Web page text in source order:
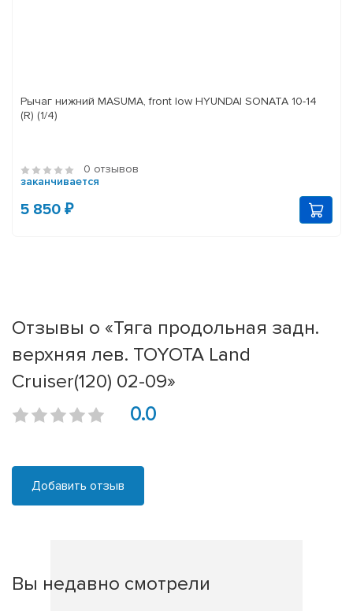
Рычаг нижний MASUMA, front low HYUNDAI SONATA 10-14
(R) (1/4)
0 отзывов
заканчивается
5 850 ₽
Отзывы о «Тяга продольная задн.
верхняя лев. TOYOTA Land
Cruiser(120) 02-09»
0.0
Добавить отзыв
Вы недавно смотрели